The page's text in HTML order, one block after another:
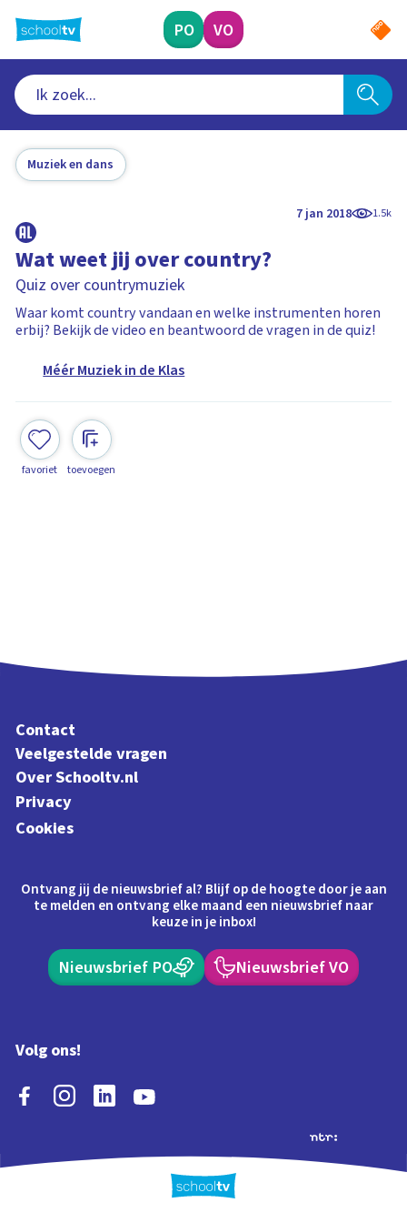
naar
hoofdinhoud
PO VO
Muziek en dans
7 jan 2018 1.5k
Wat weet jij over country?
Quiz over countrymuziek
Waar komt country vandaan en welke instrumenten horen
erbij? Bekijk de video en beantwoord de vragen in de quiz!
Méér Muziek in de Klas
favoriet toevoegen
Contact
Veelgestelde vragen
Over Schooltv.nl
Privacy
Cookies
Ontvang jij de nieuwsbrief al? Blijf op de hoogte door je aan
te melden en ontvang elke maand een nieuwsbrief naar
keuze in je inbox!
Nieuwsbrief PO Nieuwsbrief VO
Volg ons!